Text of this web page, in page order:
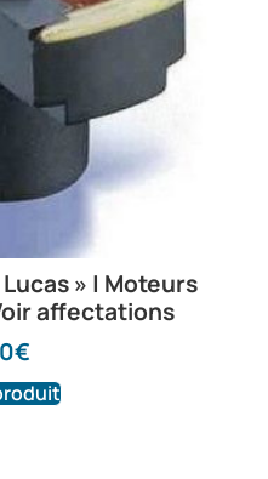
» | Moteurs
affectations
€